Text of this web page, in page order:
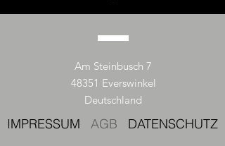
Am Steinbusch 7
48351 Everswinkel
Deutschland
IMPRESSUM AGB DATENSCHUTZ